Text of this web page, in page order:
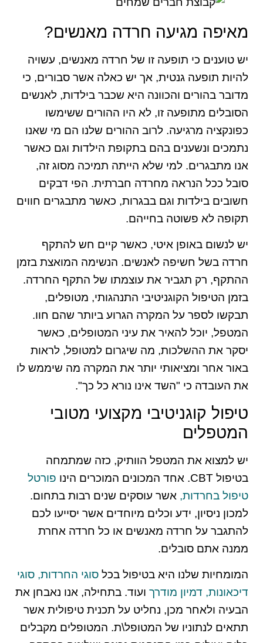
מאיפה מגיעה חרדה מאנשים?
יש טוענים כי תופעה זו של חרדה מאנשים, עשויה
להיות תופעה גנטית, אך יש כאלה אשר סבורים, כי
מדובר בהורים והכוונה היא שכבר בילדות, לאנשים
הסובלים מתופעה זו, לא היו ההורים ששימשו
כפונקציה מרגיעה. לרוב ההורים שלנו הם מי שאנו
נתמכים ונשענים בהם בתקופת הילדות וגם כאשר
אנו מתבגרים. למי שלא הייתה תמיכה מסוג זה,
סובל ככל הנראה מחרדה חברתית. הפי דבקים
חשובים בילדות וגם בבגרות, כאשר מתבגרים חווים
תקופה לא פשוטה בחייהם.
יש לנשום באופן איטי, כאשר קיים חש להתקף
חרדה בשל חשיפה לאנשים. הנשימה המואצת בזמן
ההתקף, רק תגביר את עוצמתו של התקף החרדה.
בזמן הטיפול הקוגניטיבי התנהגותי, מטופלים,
תבקשו לספר על המקרה הגרוע ביותר שהם חוו.
המטפל, יוכל להאיר את עיני המטופלים, כאשר
יסקר את ההשלכות, מה שיגרום למטופל, לראות
באור אחר ומציאותי יותר את המקרה מה שיממש לו
את העובדה כי "השד אינו נורא כל כך".
טיפול קוגניטיבי מקצועי מטובי
המטפלים
יש למצוא את המטפל הוותיק, כזה שמתמחה
בטיפול CBT. אחד המכונים המוכרים הינו
פורטל
טיפול בחרדות, אשר עוסקים שנים רבות בתחום.
למכון ניסיון, ידע וכלים מיוחדים אשר יסייעו לכם
להתגבר על חרדה מאנשים או כל חרדה אחרת
ממנה אתם סובלים.
המומחיות שלנו היא בטיפול בכל סוגי החרדות, סוגי
דיכאונות, דמיון מודרך ועוד. בתחילה, אנו נאבחן את
הבעיה ולאחר מכן, נחליט על תכנית טיפולית אשר
תתאים לנתוניו של המטופל\ת. המטופלים מקבלים